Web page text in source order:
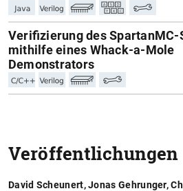
Verifizierung des
mithilfe eines Whack-a-Mole
Demonstrators
Veröffentlichungen
David Scheunert, Jonas Gehrunger,